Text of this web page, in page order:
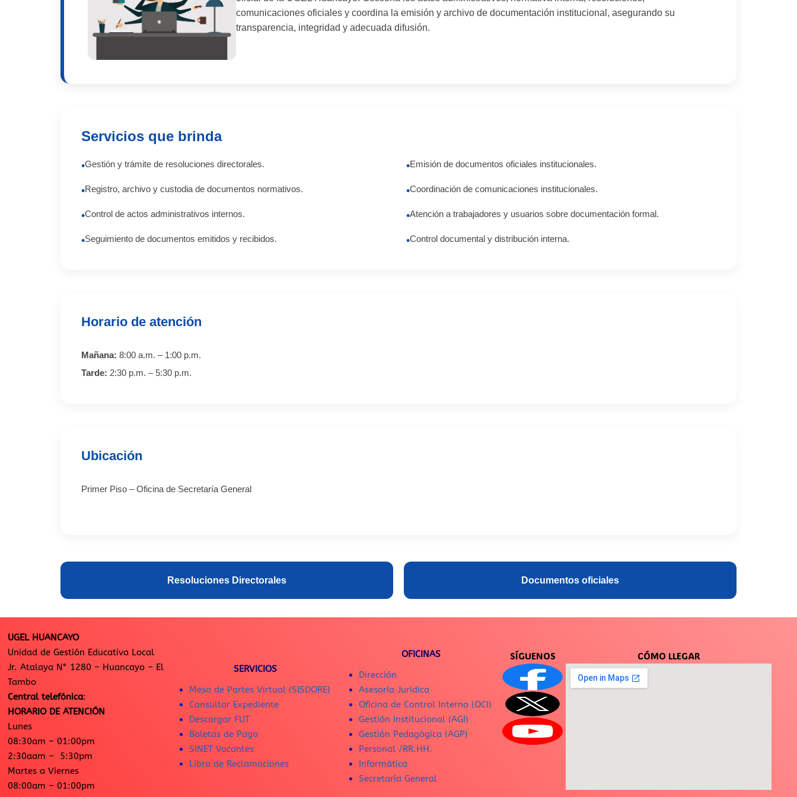
comunicaciones oficiales y coordina la emisión y archivo de documentación institucional, asegurando su
transparencia, integridad y adecuada difusión.
Servicios que brinda
•Gestión y trámite de resoluciones directorales. •Emisión de documentos oficiales institucionales.
•Registro, archivo y custodia de documentos normativos. •Coordinación de comunicaciones institucionales.
•Control de actos administrativos internos. •Atención a trabajadores y usuarios sobre documentación formal.
•Seguimiento de documentos emitidos y recibidos. •Control documental y distribución interna.
Horario de atención
Mañana: 8:00 a.m. – 1:00 p.m.
Tarde: 2:30 p.m. – 5:30 p.m.
Ubicación
Primer Piso – Oficina de Secretaría General
Resoluciones Directorales Documentos oficiales
UGEL HUANCAYO
Unidad de Gestión Educativa Local
Jr. Atalaya N° 1280 – Huancayo – El
Tambo
Central telefónica:
HORARIO DE ATENCIÓN
Lunes
08:30am – 01:00pm
2:30aam – 5:30pm
Martes a Viernes
08:00am – 01:00pm
SERVICIOS
Mesa de Partes Virtual (SISDORE)
Consultar Expediente
Descargar FUT
Boletas de Pago
SINET Vacantes
Libro de Reclamaciones
OFICINAS
Dirección
Asesoría Jurídica
Oficina de Control Interno (OCI)
Gestión Institucional (AGI)
Gestión Pedagógica (AGP)
Personal /RR.HH.
Informática
Secretaría General
SÍGUENOS CÓMO LLEGAR